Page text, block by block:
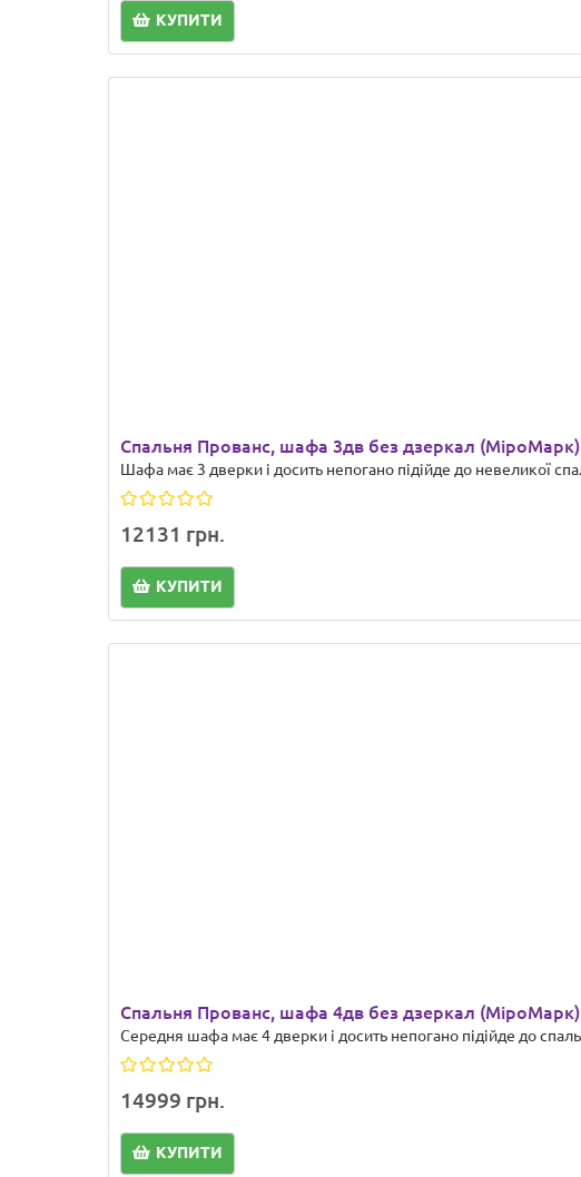
КУПИТИ
Спальня Прованс, шафа 3дв без дзеркал (МіроМарк)
Шафа має 3 дверки і досить непогано підійде до невеликої
12131 грн.
КУПИТИ
Спальня Прованс, шафа 4дв без дзеркал (МіроМарк)
Середня шафа має 4 дверки і досить непогано підійде до
14999 грн.
КУПИТИ